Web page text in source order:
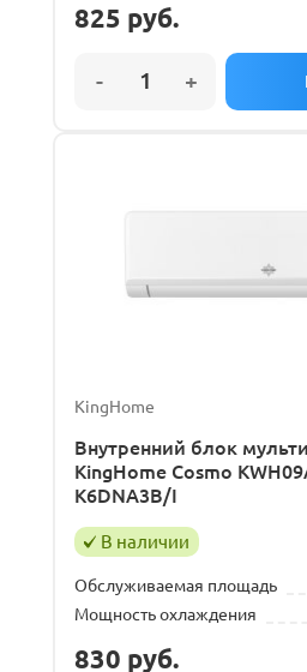
825 руб.
KingHome
Внутренний блок
KingHome Cosmo
K6DNA3B/I
В наличии
Обслуживаемая площадь
Мощность охлаждения
830 руб.